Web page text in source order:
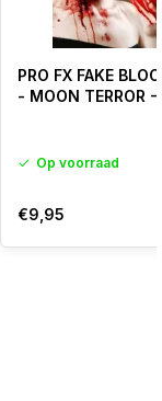
PRO FX FAKE
- MOON TERROR
Op voorraad
€9,95